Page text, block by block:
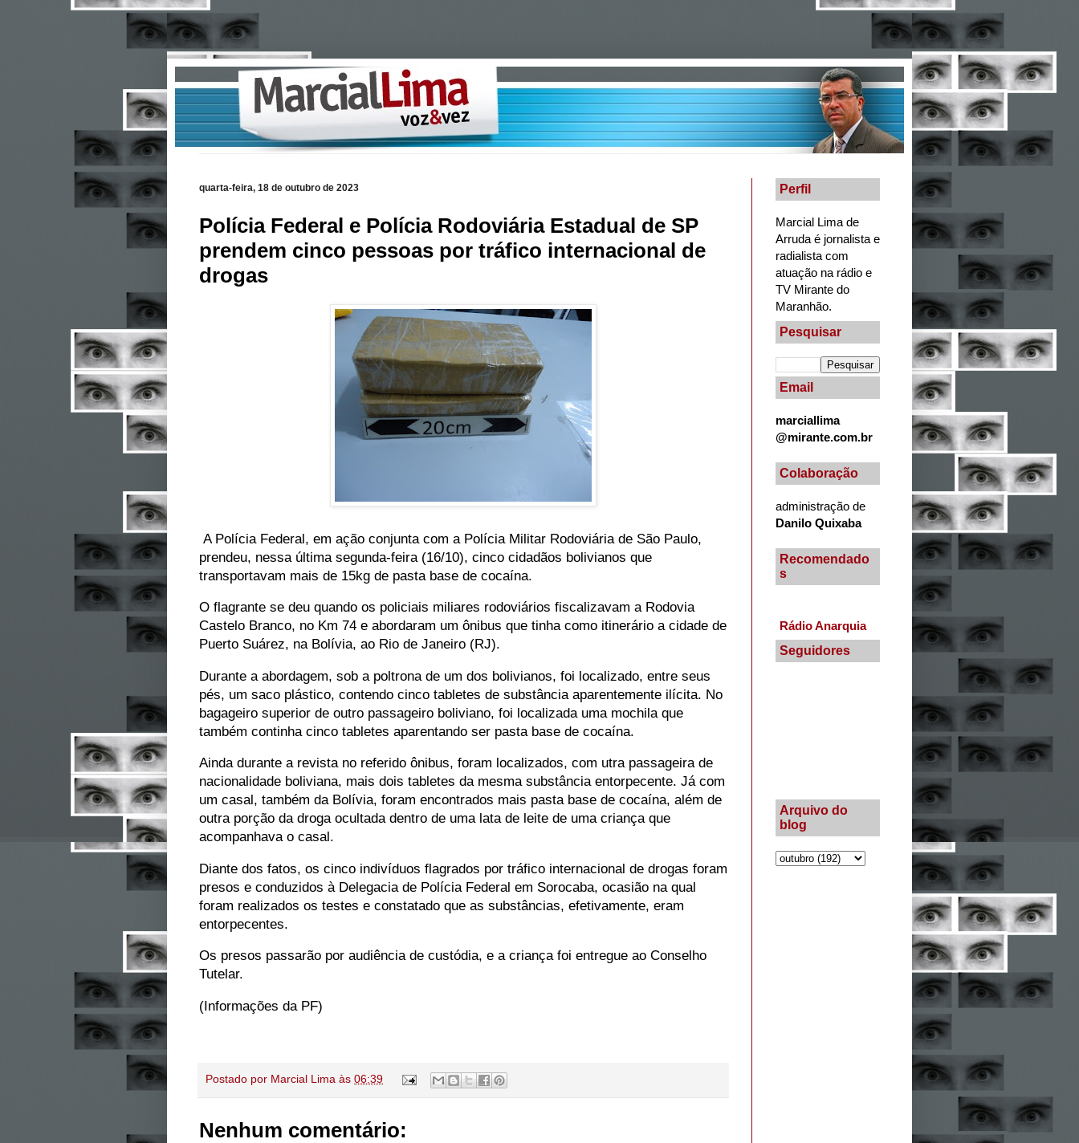
quarta-feira, 18 de outubro de 2023
Polícia Federal e Polícia Rodoviária Estadual de SP
prendem cinco pessoas por tráfico internacional de
drogas
A Polícia Federal, em ação conjunta com a Polícia Militar Rodoviária de São Paulo,
prendeu, nessa última segunda-feira (16/10), cinco cidadãos bolivianos que
transportavam mais de 15kg de pasta base de cocaína.
O flagrante se deu quando os policiais miliares rodoviários fiscalizavam a Rodovia
Castelo Branco, no Km 74 e abordaram um ônibus que tinha como itinerário a cidade de
Puerto Suárez, na Bolívia, ao Rio de Janeiro (RJ).
Durante a abordagem, sob a poltrona de um dos bolivianos, foi localizado, entre seus
pés, um saco plástico, contendo cinco tabletes de substância aparentemente ilícita. No
bagageiro superior de outro passageiro boliviano, foi localizada uma mochila que
também continha cinco tabletes aparentando ser pasta base de cocaína.
Ainda durante a revista no referido ônibus, foram localizados, com utra passageira de
nacionalidade boliviana, mais dois tabletes da mesma substância entorpecente. Já com
um casal, também da Bolívia, foram encontrados mais pasta base de cocaína, além de
outra porção da droga ocultada dentro de uma lata de leite de uma criança que
acompanhava o casal.
Diante dos fatos, os cinco indivíduos flagrados por tráfico internacional de drogas foram
presos e conduzidos à Delegacia de Polícia Federal em Sorocaba, ocasião na qual
foram realizados os testes e constatado que as substâncias, efetivamente, eram
entorpecentes.
Os presos passarão por audiência de custódia, e a criança foi entregue ao Conselho
Tutelar.
(Informações da PF)
Postado por Marcial Lima às 06:39
Nenhum comentário:
Perfil
Marcial Lima de
Arruda é jornalista e
radialista com
atuação na rádio e
TV Mirante do
Maranhão.
Pesquisar
Email
marciallima
@mirante.com.br
Colaboração
administração de
Danilo Quixaba
Recomendado
s
Rádio Anarquia
Seguidores
Arquivo do
blog